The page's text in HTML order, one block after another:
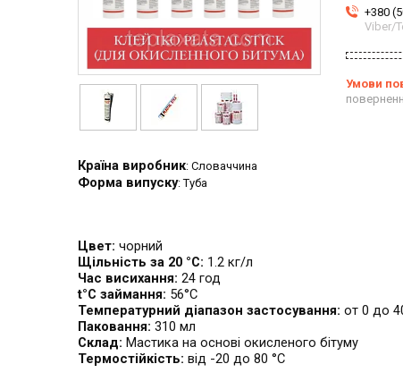
+380
Viber/
Країна виробник: Словаччина
Форма випуску: Туба
Цвет: чорний
Щільність за 20 °C: 1.2 кг/л
Час висихання: 24 год
t°C займання: 56°C
Температурний діапазон застосування: от 0 до
Паковання: 310 мл
Склад: Мастика на основі окисленого бітуму
Термостійкість: від -20 до 80 °C